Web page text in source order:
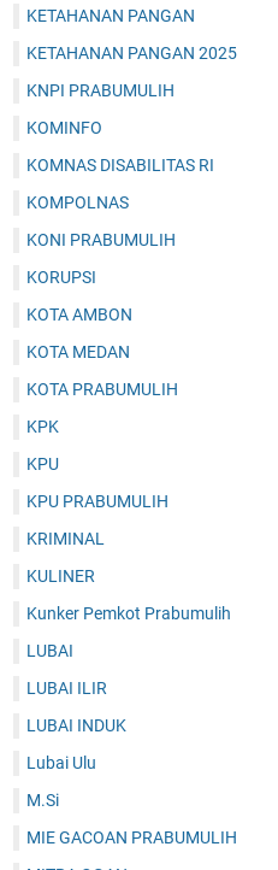
KETAHANAN PANGAN
KETAHANAN PANGAN 2025
KNPI PRABUMULIH
KOMINFO
KOMNAS DISABILITAS RI
KOMPOLNAS
KONI PRABUMULIH
KORUPSI
KOTA AMBON
KOTA MEDAN
KOTA PRABUMULIH
KPK
KPU
KPU PRABUMULIH
KRIMINAL
KULINER
Kunker Pemkot Prabumulih
LUBAI
LUBAI ILIR
LUBAI INDUK
Lubai Ulu
M.Si
MIE GACOAN PRABUMULIH